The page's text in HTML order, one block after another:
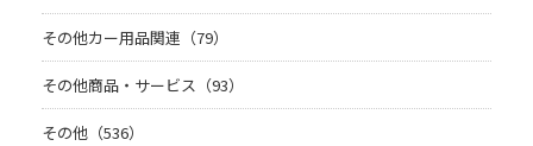
その他カー用品関連（79）
その他商品・サービス（93）
その他（536）